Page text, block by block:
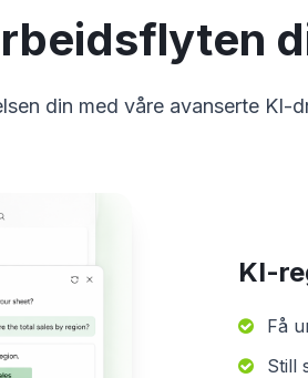
din med våre avanserte KI-
KI-
Få
Still